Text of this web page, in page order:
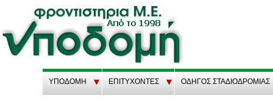
ΥΠΟΔΟΜΗ EΠΙΤΥΧΟΝΤΕΣ ΟΔΗΓΟΣ ΣΤΑΔΙΟΔΡΟΜΙΑΣ